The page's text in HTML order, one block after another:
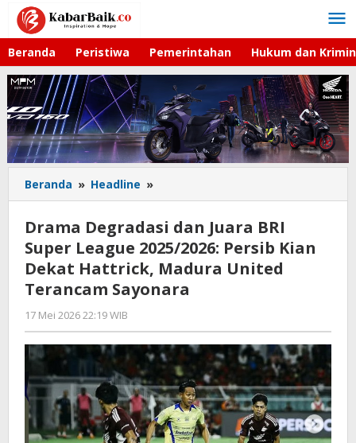
Lewati
konten
Beranda Peristiwa Pemerintahan Hukum dan
Beranda » Headline »
Degradasi
dan
Juara
BRI
Super
League
Kian
Dekat
Hattrick,
Madura
United
Terancam
Sayonara
Drama Degradasi dan Juara BRI
Super League 2025/2026: Persib Kian
Dekat Hattrick, Madura United
Terancam Sayonara
17 Mei 2026 22:19 WIB
Hardy